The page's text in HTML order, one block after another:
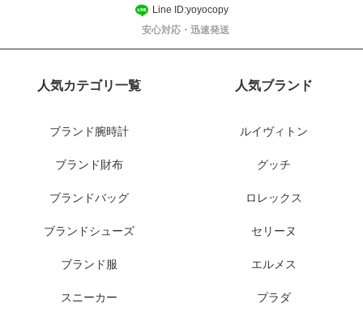
Line ID:yoyocopy
安心対応・迅速発送
人気カテゴリ一覧
ブランド腕時計
ブランド財布
ブランドバッグ
ブランドシューズ
ブランド服
スニーカー
人気ブランド
ルイヴィトン
グッチ
ロレックス
セリーヌ
エルメス
プラダ